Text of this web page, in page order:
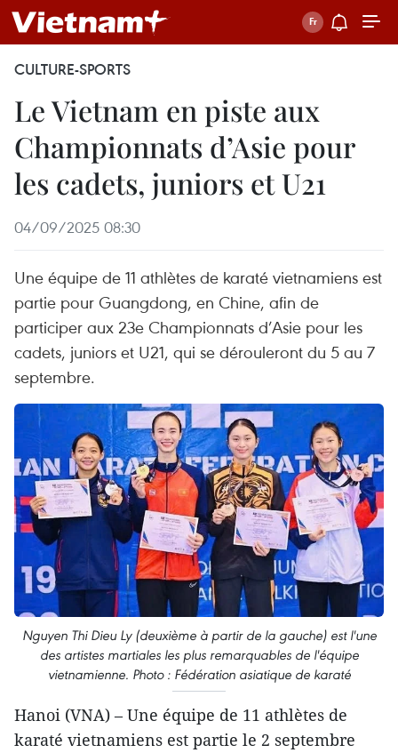
CULTURE-SPORTS
Le Vietnam en piste aux
Championnats d’Asie pour
les cadets, juniors et U21
04/09/2025 08:30
Une équipe de 11 athlètes de karaté vietnamiens est
partie pour Guangdong, en Chine, afin de
participer aux 23e Championnats d’Asie pour les
cadets, juniors et U21, qui se dérouleront du 5 au 7
septembre.
Nguyen Thi Dieu Ly (deuxième à partir de la gauche) est l'une
des artistes martiales les plus remarquables de l'équipe
vietnamienne. Photo : Fédération asiatique de karaté
Hanoi (VNA) – Une équipe de 11 athlètes de
karaté vietnamiens est partie le 2 septembre